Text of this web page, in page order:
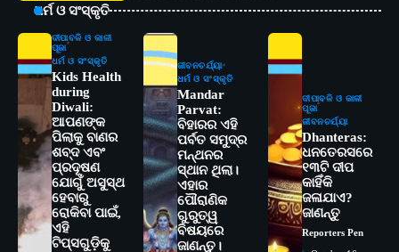
ଧର୍ମ ଓ ସଂସ୍କୃତି
ଦୀପାବଳି ଓ କାଳୀ
ପୂଜା
ଧର୍ମ ଓ ସଂସ୍କୃତି
Kids Health
during
Diwali:
ଆପଣଙ୍କ
ପିଲାକୁ ବାଣର
ଶବ୍ଦ ଏବଂ
ପ୍ରଦୂଷଣ
ଯୋଗୁଁ ଅସୁସ୍ଥ
ହେବାରୁ
ରୋକିବା ପାଇଁ,
ଏହି
ଟିପ୍ସଗୁଡ଼ିକୁ
ଜୀବନଚର୍ଯ୍ୟା
ଧର୍ମ ଓ ସଂସ୍କୃତି
Mandar
Parvat:
ବିହାରର ଏହି
ପର୍ବତ ସମୁଦ୍ର
ମନ୍ଥନର
ସ୍ଥାନ ଥିଲା।
ଏହାର
ପୌରାଣିକ
ଗୁରୁତ୍ୱ
ବିଷୟରେ
ଜାଣନ୍ତୁ।
ଦୀପାବଳି ଓ କାଳୀ
ପୂଜା
ଜୀବନଚର୍ଯ୍ୟା
Dhanteras:
ଧନତେରସରେ
୧୩ଟି ଦୀପ
କାହିଁକି
ଜଳାଯାଏ?
ଜାଣନ୍ତୁ
Reporters Pen
2
ସୋଆର ୨୦ତମ ପ୍ରତିଷ୍ଠା ଦିବସରେ